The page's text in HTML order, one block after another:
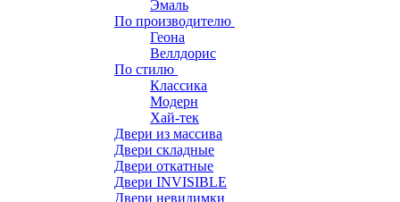
Эмаль
По производителю
Геона
Веллдорис
По стилю
Классика
Модерн
Хай-тек
Двери из массива
Двери складные
Двери откатные
Двери INVISIBLE
Двери невидимки